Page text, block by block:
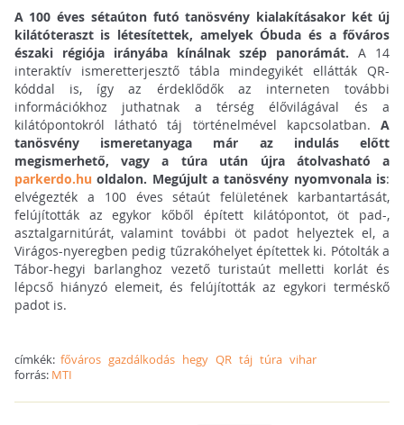
A 100 éves sétaúton futó tanösvény kialakításakor két új
kilátóteraszt is létesítettek, amelyek Óbuda és a főváros
északi régiója irányába kínálnak szép panorámát.A 14
interaktív ismeretterjesztő tábla mindegyikét ellátták QR-
kóddal is, így az érdeklődők az interneten további
információkhoz juthatnak a térség élővilágával és a
kilátópontokról látható táj történelmével kapcsolatban.A
tanösvény ismeretanyaga már az indulás előtt
megismerhető, vagy a túra után újra átolvasható a
parkerdo.hu oldalon. Megújult a tanösvény nyomvonala is:
elvégezték a 100 éves sétaút felületének karbantartását,
felújították az egykor kőből épített kilátópontot, öt pad-,
asztalgarnitúrát, valamint további öt padot helyeztek el, a
Virágos-nyeregben pedig tűzrakóhelyet építettek ki. Pótolták a
Tábor-hegyi barlanghoz vezető turistaút melletti korlát és
lépcső hiányzó elemeit, és felújították az egykori terméskő
padot is.
címkék: főváros gazdálkodás hegy QR táj túra vihar
forrás: MTI